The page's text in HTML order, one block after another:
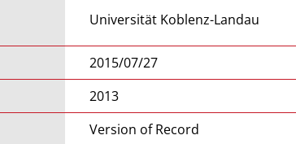
Universität Koblenz-Landau
2015/07/27
2013
Version of Record